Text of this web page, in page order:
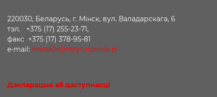
220030, Беларусь, г. Мінск, вул. Валадарскага, 6
тэл. +375 (17) 255-23-71,
факс +375 (17) 378-95-81
e-mail: minsk[at]instytutpolski.pl
Дэкларацыя аб даступнасці